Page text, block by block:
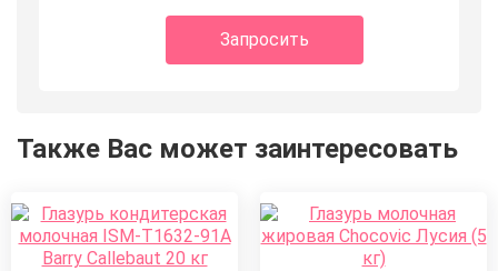
Запросить
Также Вас может заинтересовать